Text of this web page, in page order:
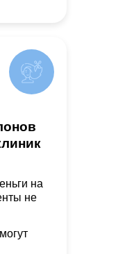
на
не